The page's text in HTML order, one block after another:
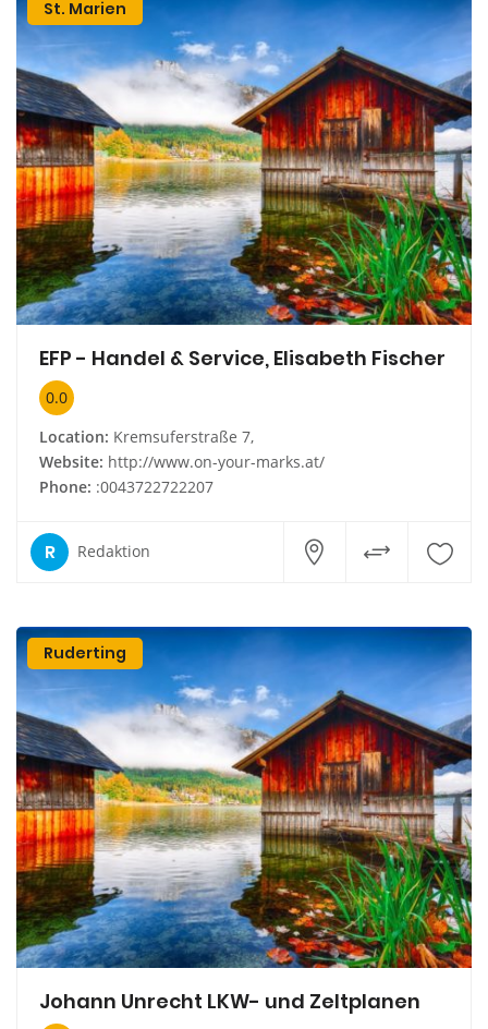
St. Marien
EFP - Handel & Service, Elisabeth Fischer
0.0
Location: Kremsuferstraße 7,
Website: http://www.on-your-marks.at/
Phone: :0043722722207
R Redaktion
Ruderting
Johann Unrecht LKW- und Zeltplanen